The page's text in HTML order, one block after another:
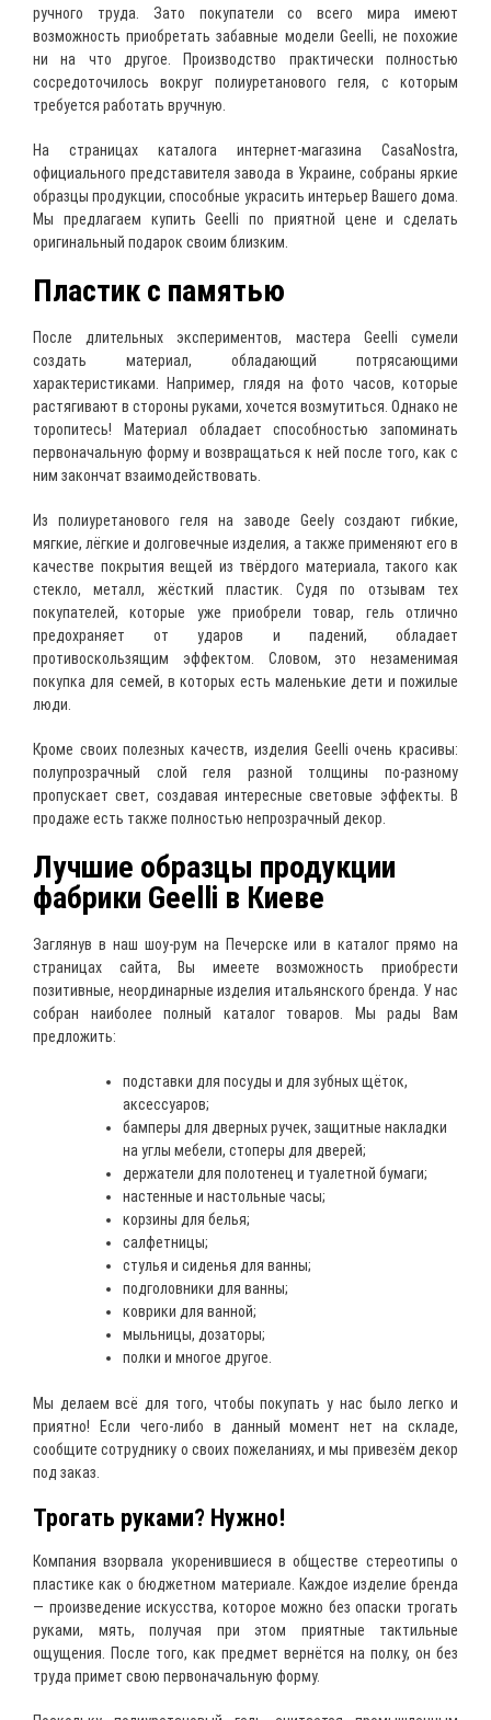
ручного труда. Зато покупатели со всего мира имеют
возможность приобретать забавные модели Geelli, не похожие
ни на что другое. Производство практически полностью
сосредоточилось вокруг полиуретанового геля, с которым
требуется работать вручную.
На страницах каталога интернет-магазина CasaNostra,
официального представителя завода в Украине, собраны яркие
образцы продукции, способные украсить интерьер Вашего дома.
Мы предлагаем купить Geelli по приятной цене и сделать
оригинальный подарок своим близким.
Пластик с памятью
После длительных экспериментов, мастера Geelli сумели
создать материал, обладающий потрясающими
характеристиками. Например, глядя на фото часов, которые
растягивают в стороны руками, хочется возмутиться. Однако не
торопитесь! Материал обладает способностью запоминать
первоначальную форму и возвращаться к ней после того, как с
ним закончат взаимодействовать.
Из полиуретанового геля на заводе Geely создают гибкие,
мягкие, лёгкие и долговечные изделия, а также применяют его в
качестве покрытия вещей из твёрдого материала, такого как
стекло, металл, жёсткий пластик. Судя по отзывам тех
покупателей, которые уже приобрели товар, гель отлично
предохраняет от ударов и падений, обладает
противоскользящим эффектом. Словом, это незаменимая
покупка для семей, в которых есть маленькие дети и пожилые
люди.
Кроме своих полезных качеств, изделия Geelli очень красивы:
полупрозрачный слой геля разной толщины по-разному
пропускает свет, создавая интересные световые эффекты. В
продаже есть также полностью непрозрачный декор.
Лучшие образцы продукции
фабрики Geelli в Киеве
Заглянув в наш шоу-рум на Печерске или в каталог прямо на
страницах сайта, Вы имеете возможность приобрести
позитивные, неординарные изделия итальянского бренда. У нас
собран наиболее полный каталог товаров. Мы рады Вам
предложить:
подставки для посуды и для зубных щёток,
аксессуаров;
бамперы для дверных ручек, защитные накладки
на углы мебели, стоперы для дверей;
держатели для полотенец и туалетной бумаги;
настенные и настольные часы;
корзины для белья;
салфетницы;
стулья и сиденья для ванны;
подголовники для ванны;
коврики для ванной;
мыльницы, дозаторы;
полки и многое другое.
Мы делаем всё для того, чтобы покупать у нас было легко и
приятно! Если чего-либо в данный момент нет на складе,
сообщите сотруднику о своих пожеланиях, и мы привезём декор
под заказ.
Трогать руками? Нужно!
Компания взорвала укоренившиеся в обществе стереотипы о
пластике как о бюджетном материале. Каждое изделие бренда
— произведение искусства, которое можно без опаски трогать
руками, мять, получая при этом приятные тактильные
ощущения. После того, как предмет вернётся на полку, он без
труда примет свою первоначальную форму.